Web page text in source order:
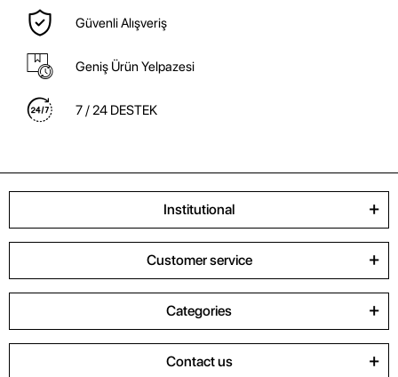
Güvenli Alışveriş
Geniş Ürün Yelpazesi
7 / 24 DESTEK
Institutional
Customer service
Categories
Contact us